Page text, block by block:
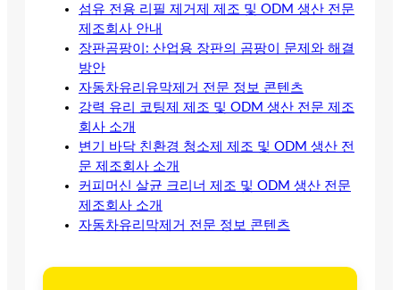
섬유 전용 리필 제거제 제조 및 ODM 생산 전문
제조회사 안내
장판곰팡이: 산업용 장판의 곰팡이 문제와 해결
방안
자동차유리유막제거 전문 정보 콘텐츠
강력 유리 코팅제 제조 및 ODM 생산 전문 제조
회사 소개
변기 바닥 친환경 청소제 제조 및 ODM 생산 전
문 제조회사 소개
커피머신 살균 크리너 제조 및 ODM 생산 전문
제조회사 소개
자동차유리막제거 전문 정보 콘텐츠